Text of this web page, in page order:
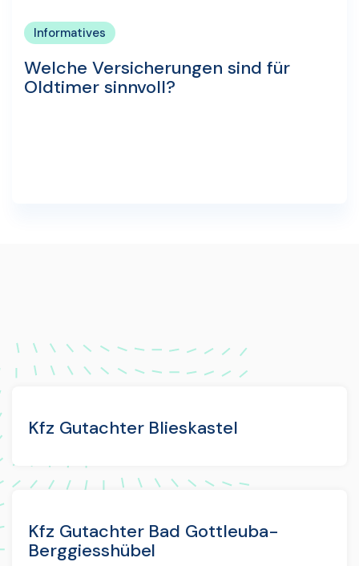
Informatives
Welche Versicherungen sind für
Oldtimer sinnvoll?
Kfz Gutachter Blieskastel
Kfz Gutachter Bad Gottleuba-
Berggiesshübel